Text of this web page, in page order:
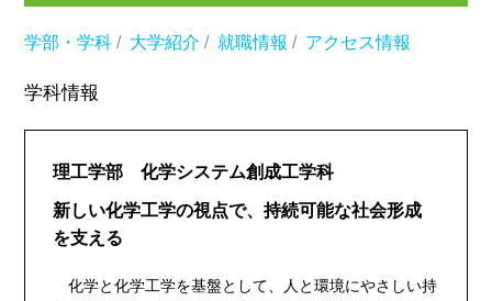
学部・学科 / 大学紹介 / 就職情報 / アクセス情報
学科情報
理工学部 化学システム創成工学科
新しい化学工学の視点で、持続可能な社会形成
を支える
化学と化学工学を基盤として、人と環境にやさしい持